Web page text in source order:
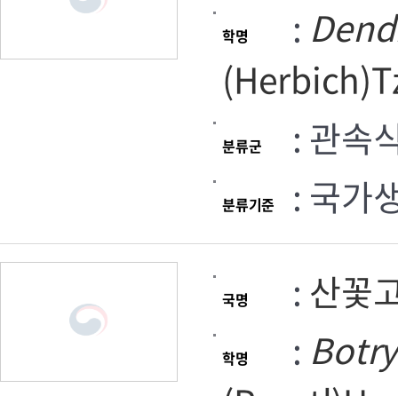
학명 :
분류군 : 관속
분류기준 : 국가
국명 : 산꽃
학명 :